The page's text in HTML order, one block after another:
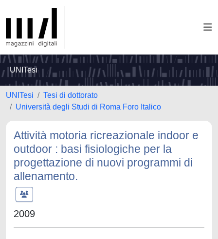
UNITesi
UNITesi
Tesi di dottorato
Università degli Studi di Roma Foro Italico
Attività motoria ricreazionale indoor e
outdoor : basi fisiologiche per la
progettazione di nuovi programmi di
allenamento.
2009